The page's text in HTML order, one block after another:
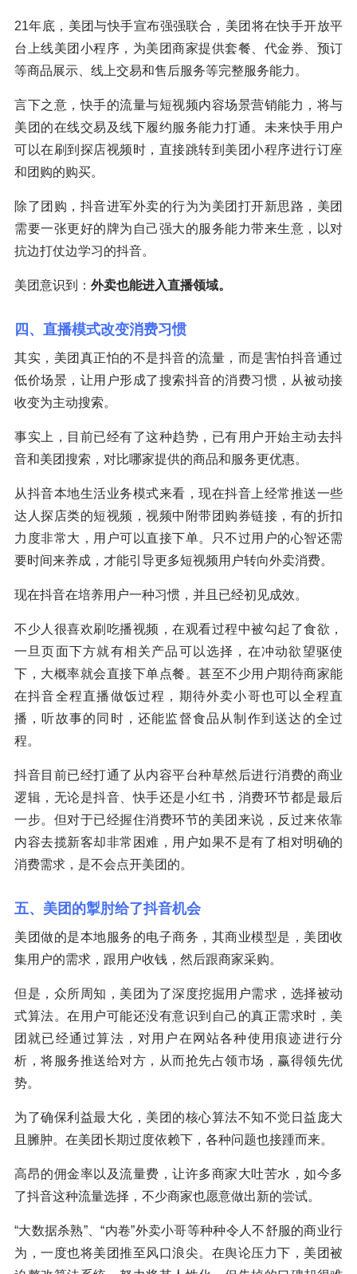
21年底，美团与快手宣布强强联合，美团将在快手开放平
台上线美团小程序，为美团商家提供套餐、代金券、预订
等商品展示、线上交易和售后服务等完整服务能力。
言下之意，快手的流量与短视频内容场景营销能力，将与
美团的在线交易及线下履约服务能力打通。未来快手用户
可以在刷到探店视频时，直接跳转到美团小程序进行订座
和团购的购买。
除了团购，抖音进军外卖的行为为美团打开新思路，美团
需要一张更好的牌为自己强大的服务能力带来生意，以对
抗边打仗边学习的抖音。
美团意识到： 外卖也能进入直播领域。
四、直播模式改变消费习惯
其实，美团真正怕的不是抖音的流量，而是害怕抖音通过
低价场景，让用户形成了搜索抖音的消费习惯，从被动接
收变为主动搜索。
事实上，目前已经有了这种趋势，已有用户开始主动去抖
音和美团搜索，对比哪家提供的商品和服务更优惠。
从抖音本地生活业务模式来看，现在抖音上经常推送一些
达人探店类的短视频，视频中附带团购券链接，有的折扣
力度非常大，用户可以直接下单。只不过用户的心智还需
要时间来养成，才能引导更多短视频用户转向外卖消费。
现在抖音在培养用户一种习惯，并且已经初见成效。
不少人很喜欢刷吃播视频，在观看过程中被勾起了食欲，
一旦页面下方就有相关产品可以选择，在冲动欲望驱使
下，大概率就会直接下单点餐。甚至不少用户期待商家能
在抖音全程直播做饭过程，期待外卖小哥也可以全程直
播，听故事的同时，还能监督食品从制作到送达的全过
程。
抖音目前已经打通了从内容平台种草然后进行消费的商业
逻辑，无论是抖音、快手还是小红书，消费环节都是最后
一步。但对于已经握住消费环节的美团来说，反过来依靠
内容去揽新客却非常困难，用户如果不是有了相对明确的
消费需求，是不会点开美团的。
五、美团的掣肘给了抖音机会
美团做的是本地服务的电子商务，其商业模型是，美团收
集用户的需求，跟用户收钱，然后跟商家采购。
但是，众所周知，美团为了深度挖掘用户需求，选择被动
式算法。在用户可能还没有意识到自己的真正需求时，美
团就已经通过算法，对用户在网站各种使用痕迹进行分
析，将服务推送给对方，从而抢先占领市场，赢得领先优
势。
为了确保利益最大化，美团的核心算法不知不觉日益庞大
且臃肿。在美团长期过度依赖下，各种问题也接踵而来。
高昂的佣金率以及流量费，让许多商家大吐苦水，如今多
了抖音这种流量选择，不少商家也愿意做出新的尝试。
“大数据杀熟”、“内卷”外卖小哥等种种令人不舒服的商业行
为，一度也将美团推至风口浪尖。在舆论压力下，美团被